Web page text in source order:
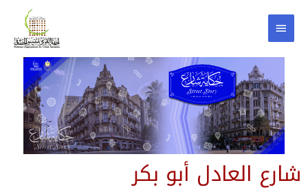
شارع العادل أبو بكر